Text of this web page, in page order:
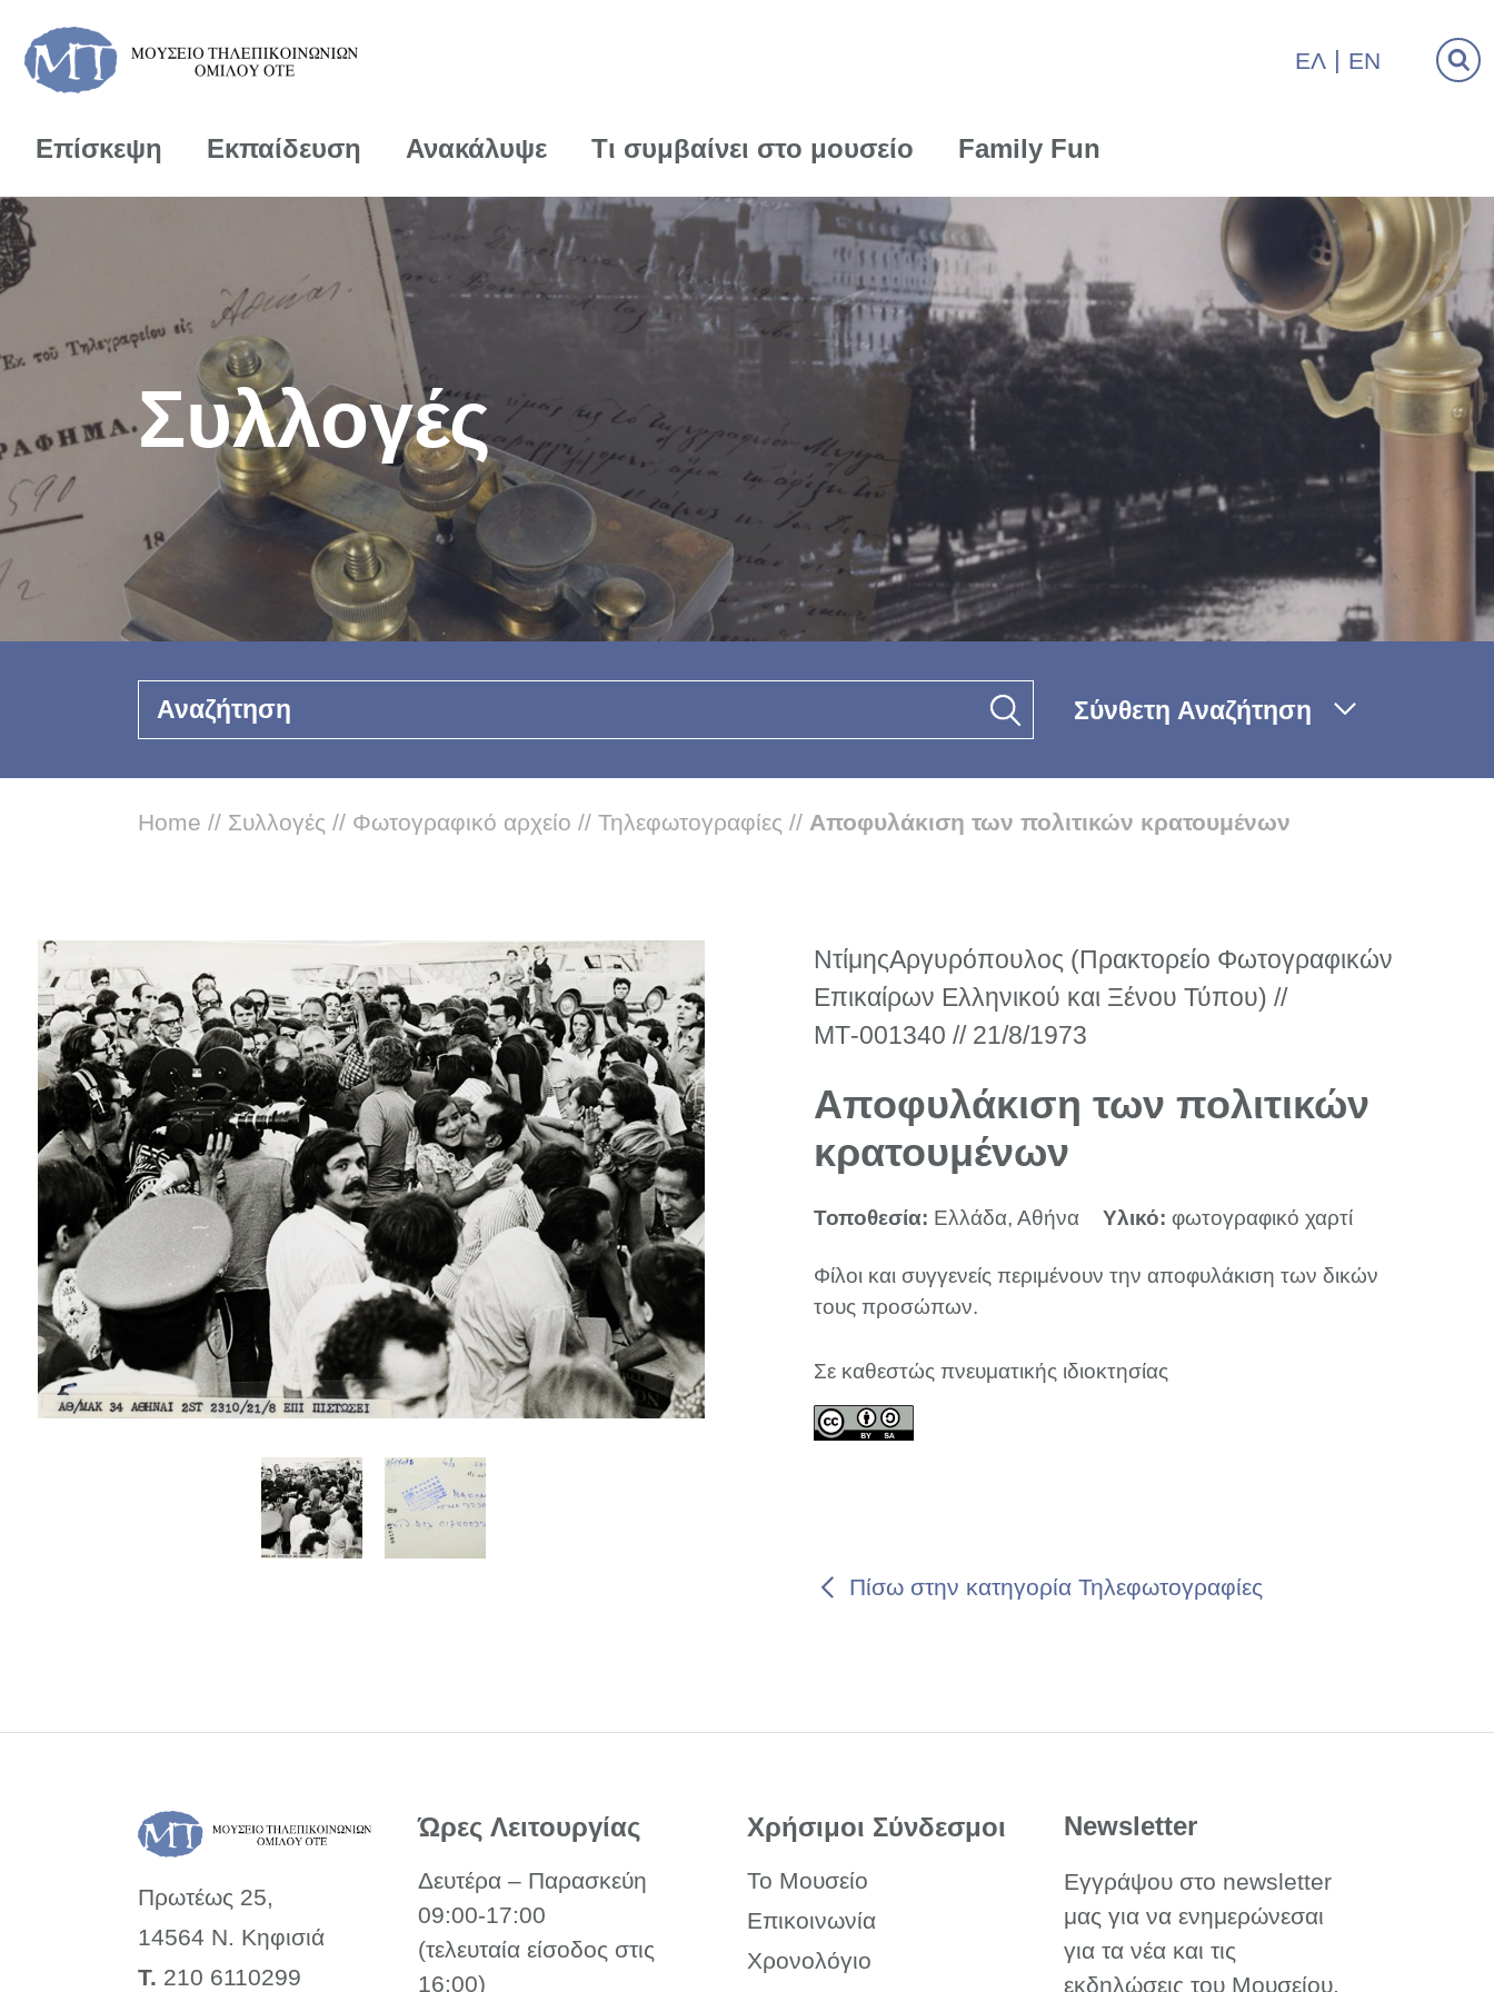
ΕΛ EN
Επίσκεψη Εκπαίδευση Ανακάλυψε Τι συμβαίνει στο μουσείο Family Fun
Συλλογές
Αναζήτηση Σύνθετη Αναζήτηση
Home // Συλλογές // Φωτογραφικό αρχείο // Τηλεφωτογραφίες // Αποφυλάκιση των πολιτικών κρατουμένων
Πίσω στην κατηγορία Τηλεφωτογραφίες
ΝτίμηςΑργυρόπουλος (Πρακτορείο Φωτογραφικών
Επικαίρων Ελληνικού και Ξένου Τύπου) //
ΜΤ-001340 // 21/8/1973
Αποφυλάκιση των πολιτικών
κρατουμένων
Τοποθεσία: Ελλάδα, Αθήνα Υλικό: φωτογραφικό χαρτί
Φίλοι και συγγενείς περιμένουν την αποφυλάκιση των δικών
τους προσώπων.
Σε καθεστώς πνευματικής ιδιοκτησίας
Πρωτέως 25,
14564 Ν. Κηφισιά
Τ. 210 6110299
Ώρες Λειτουργίας
Δευτέρα – Παρασκεύη
09:00-17:00
(τελευταία είσοδος στις
16:00)
Χρήσιμοι Σύνδεσμοι
Το Μουσείο
Επικοινωνία
Χρονολόγιο
Newsletter
Εγγράψου στο newsletter
μας για να ενημερώνεσαι
για τα νέα και τις
εκδηλώσεις του Μουσείου.